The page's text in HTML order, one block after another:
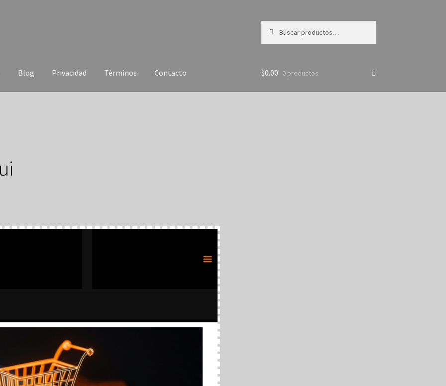
por:
Blog Privacidad Términos Contacto $0.00 0 productos